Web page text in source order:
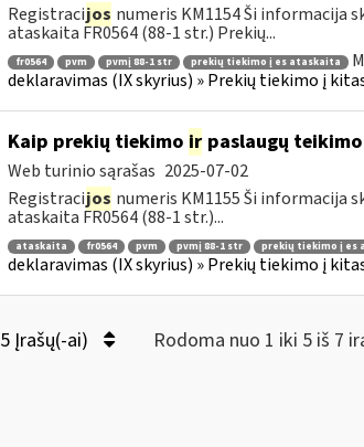
Registracijos numeris KM1154 Ši informacija
ataskaita FR0564 (88-1 str.) Prekių...
fr0564 pvm pvmį 88-1 str prekių tiekimo į es ataskaita
deklaravimas (IX skyrius) » Prekių tiekimo į
Kaip prekių tiekimo irpaslaugų teikimo
Web turinio sąrašas 2025-07-02
Registracijos numeris KM1155 Ši informacija
ataskaita FR0564 (88-1 str.)...
ataskaita fr0564 pvm pvmį 88-1 str prekių tiekimo į es
deklaravimas (IX skyrius) » Prekių tiekimo į
5 Įrašų(-ai) Rodoma nuo 1 iki 5 iš 7